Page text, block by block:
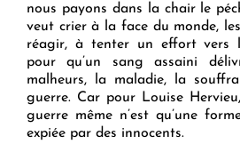
nous payons dans la chair le
veut crier à la face du monde,
réagir, à tenter un effort vers
pour qu’un sang assaini
malheurs, la maladie, la
guerre. Car pour Louise
guerre même n’est qu’une
expiée par des innocents.